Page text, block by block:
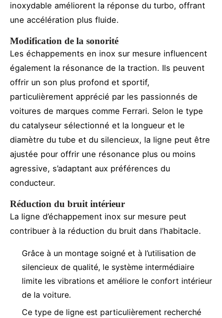
inoxydable améliorent la réponse du turbo, offrant
une accélération plus fluide.
Modification de la sonorité
Les échappements en inox sur mesure influencent
également la résonance de la traction. Ils peuvent
offrir un son plus profond et sportif,
particulièrement apprécié par les passionnés de
voitures de marques comme Ferrari. Selon le type
du catalyseur sélectionné et la longueur et le
diamètre du tube et du silencieux, la ligne peut être
ajustée pour offrir une résonance plus ou moins
agressive, s’adaptant aux préférences du
conducteur.
Réduction du bruit intérieur
La ligne d’échappement inox sur mesure peut
contribuer à la réduction du bruit dans l’habitacle.
Grâce à un montage soigné et à l’utilisation de
silencieux de qualité, le système intermédiaire
limite les vibrations et améliore le confort intérieur
de la voiture.
Ce type de ligne est particulièrement recherché